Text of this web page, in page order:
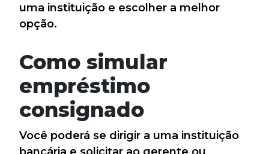
uma instituição e escolher a melhor
opção.
Como simular
empréstimo
consignado
Você poderá se dirigir a uma instituição
bancária e solicitar ao gerente ou